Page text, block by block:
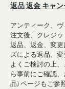
返品 返金 キャ
アンティーク、
注文後、クレジッ
返品、返金、変
ズによる返品、変
よくご検討の上
ら事前にご確認
品) ページもご参